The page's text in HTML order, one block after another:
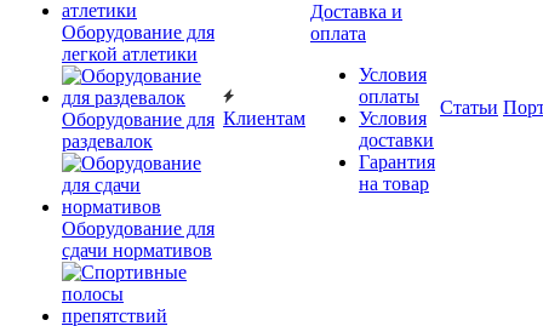
Оборудование для
легкой атлетики
Оборудование для
раздевалок
Оборудование для
сдачи нормативов
Клиентам
Доставка и
оплата
Условия
оплаты
Условия
доставки
Гарантия
на товар
Статьи